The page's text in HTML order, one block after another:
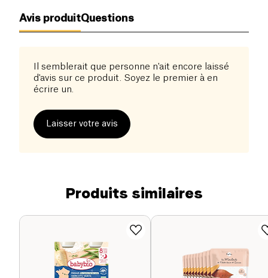
Avis produitQuestions
Il semblerait que personne n'ait encore laissé
d'avis sur ce produit. Soyez le premier à en
écrire un.
Laisser votre avis
Produits similaires